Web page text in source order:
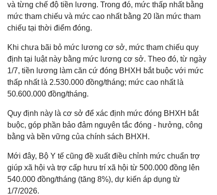
và từng chế độ tiền lương. Trong đó, mức thấp nhất bằng
mức tham chiếu và mức cao nhất bằng 20 lần mức tham
chiếu tại thời điểm đóng.
Khi chưa bãi bỏ mức lương cơ sở, mức tham chiếu quy
định tại luật này bằng mức lương cơ sở. Theo đó, từ ngày
1/7, tiền lương làm căn cứ đóng BHXH bắt buộc với mức
thấp nhất là 2.530.000 đồng/tháng; mức cao nhất là
50.600.000 đồng/tháng.
Quy định này là cơ sở để xác định mức đóng BHXH bắt
buộc, góp phần bảo đảm nguyên tắc đóng - hưởng, công
bằng và bền vững của chính sách BHXH.
Mới đây, Bộ Y tế cũng đề xuất điều chỉnh mức chuẩn trợ
giúp xã hội và trợ cấp hưu trí xã hội từ 500.000 đồng lên
540.000 đồng/tháng (tăng 8%), dự kiến áp dụng từ
1/7/2026.